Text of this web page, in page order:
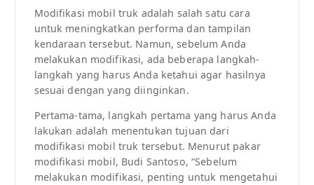
Modifikasi mobil truk adalah salah satu cara
untuk meningkatkan performa dan tampilan
kendaraan tersebut. Namun, sebelum Anda
melakukan modifikasi, ada beberapa langkah-
langkah yang harus Anda ketahui agar hasilnya
sesuai dengan yang diinginkan.
Pertama-tama, langkah pertama yang harus Anda
lakukan adalah menentukan tujuan dari
modifikasi mobil truk tersebut. Menurut pakar
modifikasi mobil, Budi Santoso, “Sebelum
melakukan modifikasi, penting untuk mengetahui